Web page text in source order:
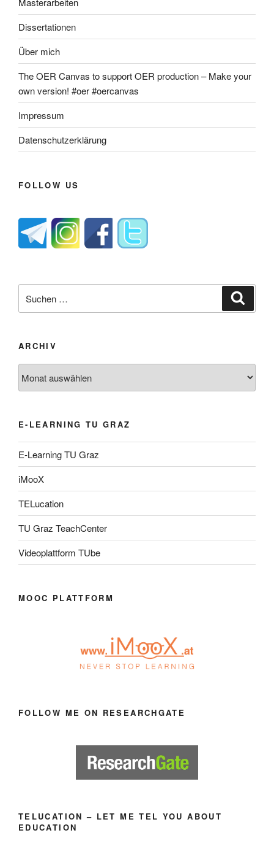
Dissertationen
Über mich
The OER Canvas to support OER production – Make your
own version! #oer #oercanvas
Impressum
Datenschutzerklärung
FOLLOW US
nach:
ARCHIV
E-LEARNING TU GRAZ
E-Learning TU Graz
iMooX
TELucation
TU Graz TeachCenter
Videoplattform TUbe
MOOC PLATTFORM
FOLLOW ME ON RESEARCHGATE
TELUCATION – LET ME TEL YOU ABOUT
EDUCATION